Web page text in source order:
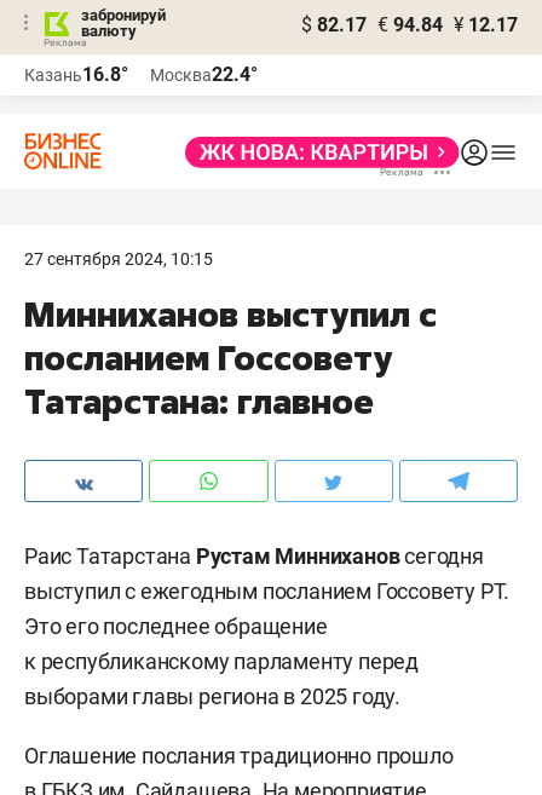
забронируй
валюту
$ 82.17 € 94.84 ¥ 12.17
Казань16.8° Москва22.4°
27 сентября 2024, 10:15
Минниханов выступил с
посланием Госсовету
Татарстана: главное
Раис Татарстана Рустам Миннихановсегодня
выступил с ежегодным посланием Госсовету РТ.
Это его последнее обращение
к республиканскому парламенту перед
выборами главы региона в 2025 году.
Оглашение послания традиционно прошло